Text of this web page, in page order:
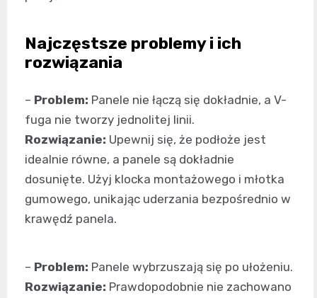
Najczęstsze problemy i ich
rozwiązania
– Problem: Panele nie łączą się dokładnie, a V-
fuga nie tworzy jednolitej linii.
Rozwiązanie: Upewnij się, że podłoże jest
idealnie równe, a panele są dokładnie
dosunięte. Użyj klocka montażowego i młotka
gumowego, unikając uderzania bezpośrednio w
krawędź panela.
– Problem: Panele wybrzuszają się po ułożeniu.
Rozwiązanie: Prawdopodobnie nie zachowano